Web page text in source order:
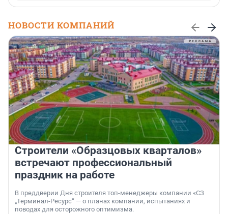
НОВОСТИ КОМПАНИЙ
Строители «Образцовых кварталов»
встречают профессиональный
праздник на работе
В преддверии Дня строителя топ-менеджеры компании «СЗ
„Терминал-Ресурс“ — о планах компании, испытаниях и
поводах для осторожного оптимизма.